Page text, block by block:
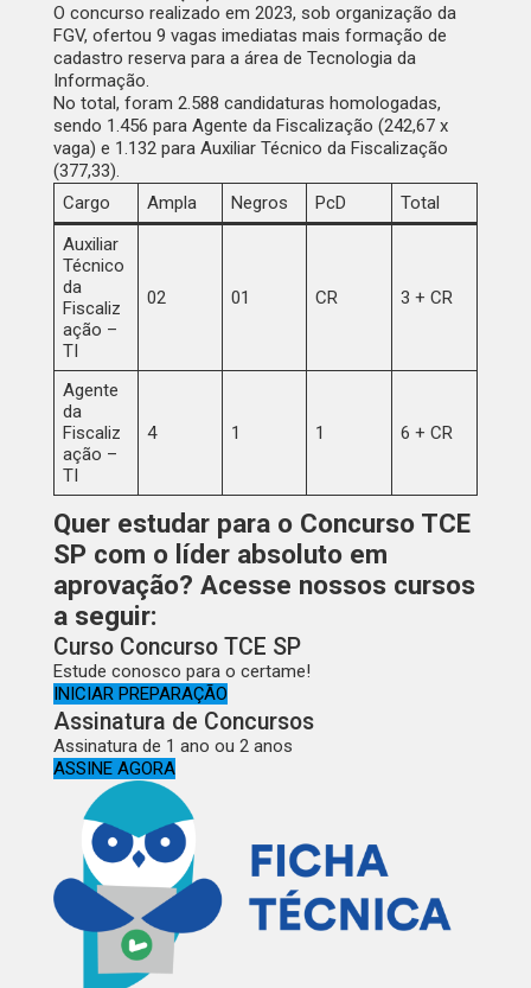
O concurso realizado em 2023, sob organização da
FGV, ofertou 9 vagas imediatas mais formação de
cadastro reservapara a área de Tecnologia da
Informação.
No total, foram 2.588 candidaturas homologadas,
sendo 1.456 para Agente da Fiscalização (242,67 x
vaga) e 1.132 para Auxiliar Técnico da Fiscalização
(377,33).
Cargo
Ampla Negros PcD
Total
Auxiliar
Técnico
da
Fiscaliz
ação –
TI
02 01 CR 3 + CR
Agente
da
Fiscaliz
ação –
TI
4 1 1 6 + CR
Quer estudar para o Concurso TCE
SP com o líder absoluto em
aprovação? Acesse nossos cursos
a seguir:
Curso Concurso TCE SP
Estude conosco para o certame!
INICIAR PREPARAÇÃO
Assinatura de Concursos
Assinatura de 1 ano ou 2 anos
ASSINE AGORA